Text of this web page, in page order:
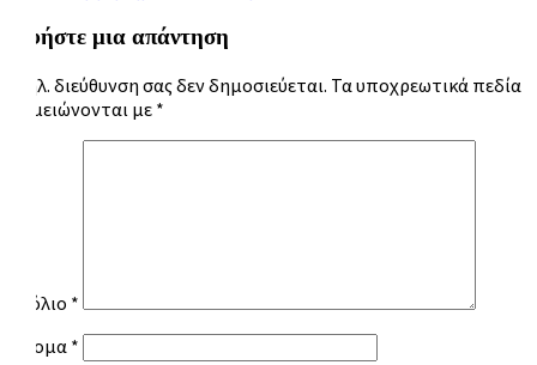
Αφήστε μια απάντηση
Η ηλ. διεύθυνση σας δεν δημοσιεύεται. Τα υποχρεωτικά πεδία
σημειώνονται με *
Σχόλιο *
Όνομα *